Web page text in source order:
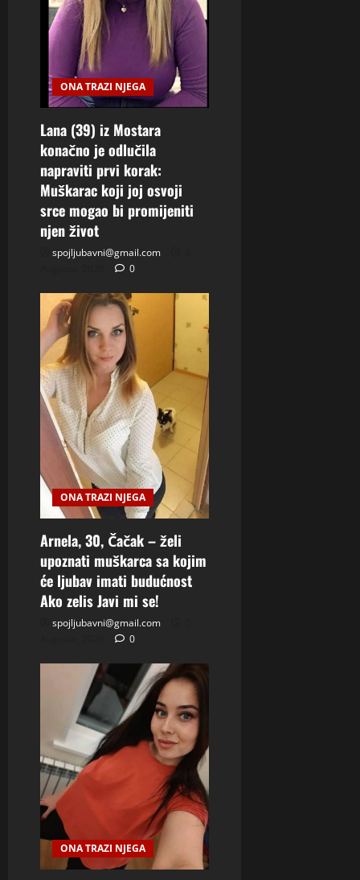
ONA TRAZI NJEGA
Lana (39) iz Mostara
konačno je odlučila
napraviti prvi korak:
Muškarac koji joj osvoji
srce mogao bi promijeniti
njen život
spojljubavni@gmail.com
0
ONA TRAZI NJEGA
Arnela, 30, Čačak – želi
upoznati muškarca sa kojim
će ljubav imati budućnost
Ako zelis Javi mi se!
spojljubavni@gmail.com
0
ONA TRAZI NJEGA